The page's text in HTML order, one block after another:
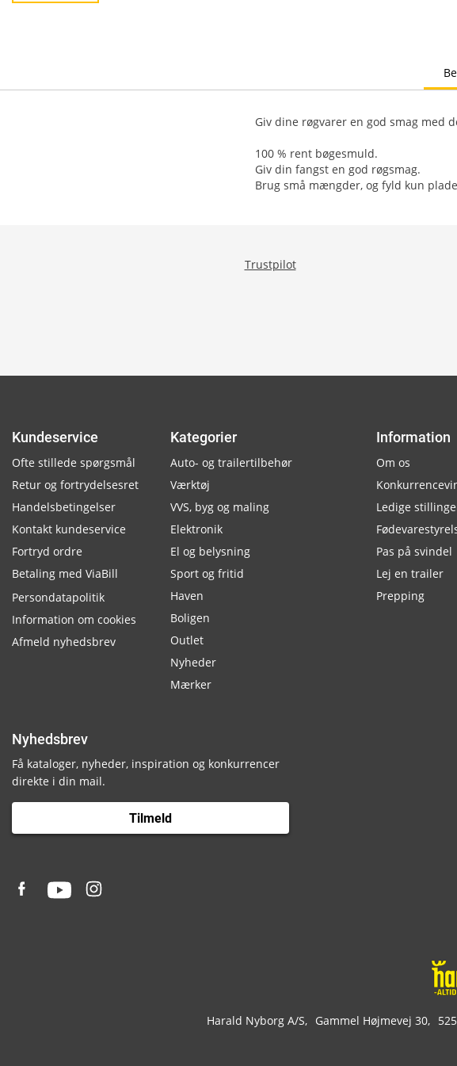
Giv dine røgvarer en god smag med
100 % rent bøgesmuld.
Giv din fangst en god røgsmag.
Brug små mængder, og fyld kun
Trustpilot
Kundeservice
Ofte stillede spørgsmål
Retur og fortrydelsesret
Handelsbetingelser
Kontakt kundeservice
Fortryd ordre
Betaling med ViaBill
Persondatapolitik
Information om cookies
Afmeld nyhedsbrev
Kategorier
Auto- og trailertilbehør
Værktøj
VVS, byg og maling
Elektronik
El og belysning
Sport og fritid
Haven
Boligen
Outlet
Nyheder
Mærker
Information
Om os
Ledige
Pas på svindel
Lej en trailer
Prepping
Nyhedsbrev
Få kataloger, nyheder, inspiration og konkurrencer
direkte i din mail.
Tilmeld
Harald Nyborg A/S Gammel Højmevej 30